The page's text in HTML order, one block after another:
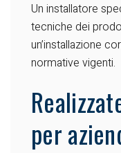
Un installatore
tecniche dei
un’installazione
normative vigenti.
per